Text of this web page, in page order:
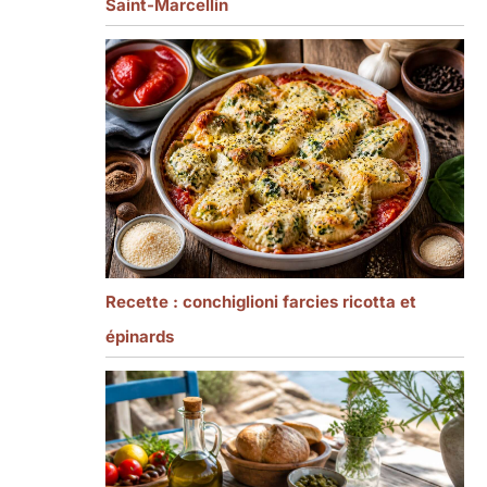
Saint-Marcellin
Recette : conchiglioni farcies ricotta et
épinards